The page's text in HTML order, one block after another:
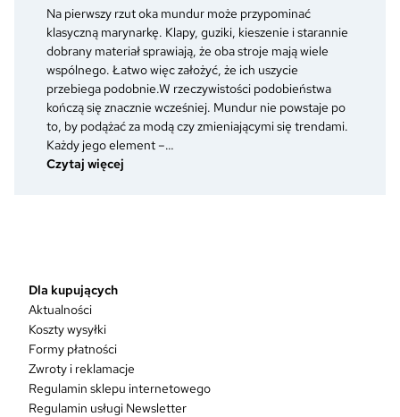
–
co
zmienia
się
w
umundurowaniu
po
otrzymaniu
Na pierwszy rzut oka mundur może przypominać
klasyczną marynarkę. Klapy, guziki, kieszenie i starannie
dobrany materiał sprawiają, że oba stroje mają wiele
wspólnego. Łatwo więc założyć, że ich uszycie
przebiega podobnie.W rzeczywistości podobieństwa
kończą się znacznie wcześniej. Mundur nie powstaje po
to, by podążać za modą czy zmieniającymi się trendami.
Każdy jego element –…
Czytaj więcej
Dla kupujących
Aktualności
Koszty wysyłki
Formy płatności
Zwroty i reklamacje
Regulamin sklepu internetowego
Regulamin usługi Newsletter